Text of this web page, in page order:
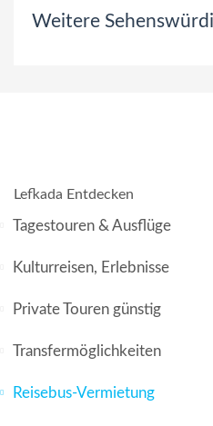
Weitere
Lefkada Entdecken
Tagestouren & Ausflüge
Kulturreisen, Erlebnisse
Private Touren günstig
Transfermöglichkeiten
Reisebus-Vermietung